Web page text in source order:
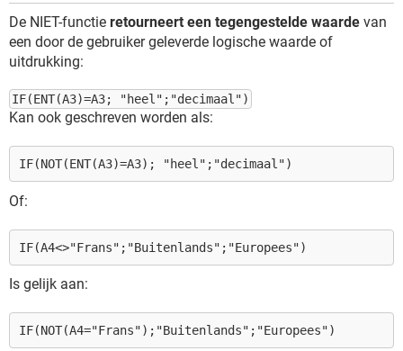
De NIET-functie retourneert een tegengestelde waarde van
een door de gebruiker geleverde logische waarde of
uitdrukking:
IF(ENT(A3)=A3; "heel";"decimaal")
Kan ook geschreven worden als:
IF(NOT(ENT(A3)=A3); "heel";"decimaal")
Of:
IF(A4<>"Frans";"Buitenlands";"Europees")
Is gelijk aan:
IF(NOT(A4="Frans");"Buitenlands";"Europees")